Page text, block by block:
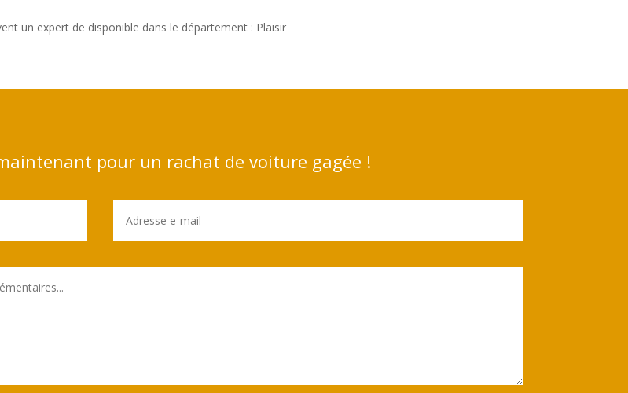
un expert de disponible dans le département : Plaisir
pour un rachat de voiture gagée !